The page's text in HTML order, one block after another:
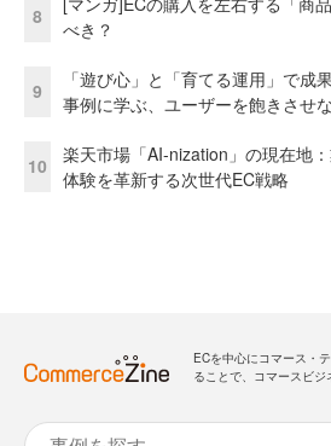
8
べき？
9
「遊び心」と「育てる運用」で成
事例に学ぶ、ユーザーを飽きさせ
10
楽天市場「AI-nization」の現在地
体験を革新する次世代EC戦略
ECを中心にコマース・
ることで、コマースビジ